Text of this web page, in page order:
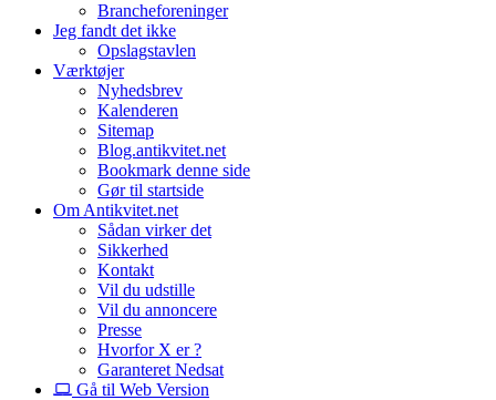
Brancheforeninger
Jeg fandt det ikke
Opslagstavlen
Værktøjer
Nyhedsbrev
Kalenderen
Sitemap
Blog.antikvitet.net
Bookmark denne side
Gør til startside
Om Antikvitet.net
Sådan virker det
Sikkerhed
Kontakt
Vil du udstille
Vil du annoncere
Presse
Hvorfor X er ?
Garanteret Nedsat
Gå til Web Version